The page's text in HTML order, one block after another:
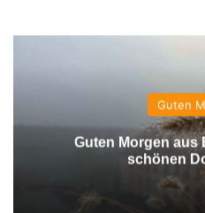
Guten
Guten Morgen aus
schönen